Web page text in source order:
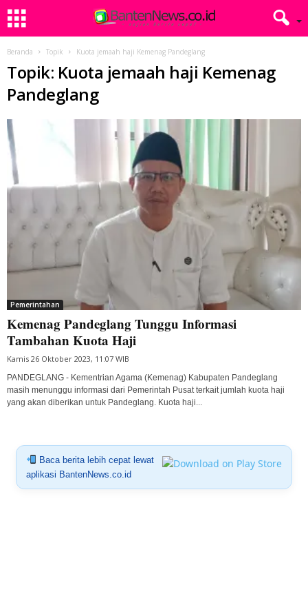
Beranda Topik Kuota jemaah haji Kemenag Pandeglang
Topik: Kuota jemaah haji Kemenag
Pandeglang
Pemerintahan
Kemenag Pandeglang Tunggu Informasi
Tambahan Kuota Haji
Kamis 26 Oktober 2023, 11:07 WIB
PANDEGLANG - Kementrian Agama (Kemenag) Kabupaten Pandeglang
masih menunggu informasi dari Pemerintah Pusat terkait jumlah kuota haji
yang akan diberikan untuk Pandeglang. Kuota haji...
Baca berita lebih cepat lewat
aplikasi BantenNews.co.id